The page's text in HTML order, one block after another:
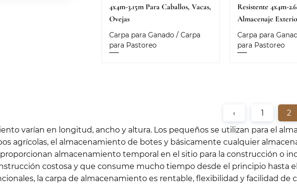
4x4m-3.15m Para Caballos, Vacas,
Ovejas
Carpa para Ganado / Carpa
para Pastoreo
Resistente 4x4m-
Almacenaje
Carpa para
para Pastoreo
‹ 1 2
varían en longitud, ancho y altura. Los pequeños se utilizan para el
agrícolas, el almacenamiento de botes y básicamente cualquier
almacenamiento temporal en el sitio para la construcción o
costosa y que consume mucho tiempo desde el principio hasta
la carpa de almacenamiento es rentable, flexibilidad y facilidad de